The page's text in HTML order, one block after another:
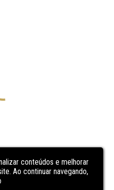
conteúdos e melhorar
Ao continuar navegando,